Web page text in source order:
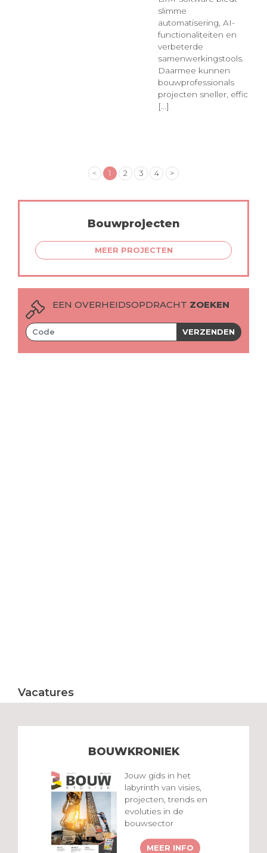
slimme
automatisering, AI-
functionaliteiten en
verbeterde
samenwerkingstools.
Daarmee kunnen
bouwprofessionals
projecten sneller, effic
[...]
< 1 2 3 4 >
Bouwprojecten
MEER PROJECTEN
EEN OVERHEIDSOPDRACHT ZOEKEN
VERZENDEN
Vacatures
BOUWKRONIEK
Jouw gids in het
labyrinth van visies,
projecten, trends en
evoluties in de
bouwsector
MEER INFO